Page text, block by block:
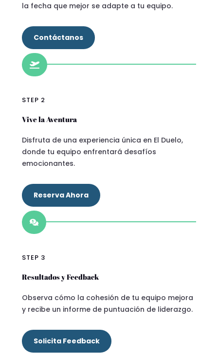
la fecha que mejor se adapte a tu equipo.
Contáctanos

STEP 2
Vive la Aventura
Disfruta de una experiencia única en El Duelo,
donde tu equipo enfrentará desafíos
emocionantes.
Reserva Ahora

STEP 3
Resultados y Feedback
Observa cómo la cohesión de tu equipo mejora
y recibe un informe de puntuación de liderazgo.
Solicita Feedback